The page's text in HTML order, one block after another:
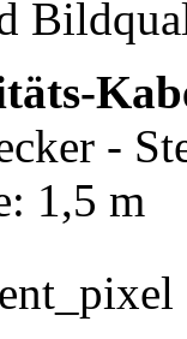
-
1,5 m